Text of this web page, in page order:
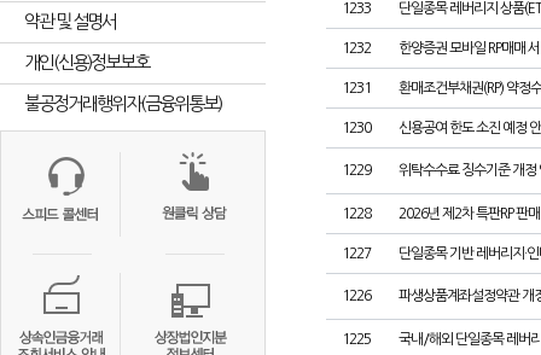
약관 및 설명서
개인(신용)정보보호
불공정거래행위자(금융위통보)
1233 단일종목 레버리지 상품
1232 한양증권 모바일 RP매매
1231 환매조건부채권(RP) 약정
1230 신용공여 한도 소진 예정
1229 위탁수수료 징수기준 개정
1228 2026년 제2차 특판RP 판매
1227 단일종목 기반 레버리지·
1226 파생상품계좌설정약관 개
1225 국내/해외 단일종목 레버